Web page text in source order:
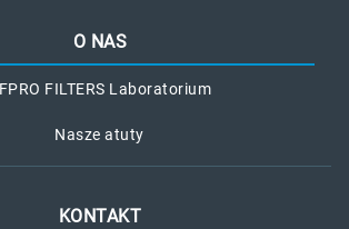
O NAS
FILTERS Laboratorium
Nasze atuty
KONTAKT